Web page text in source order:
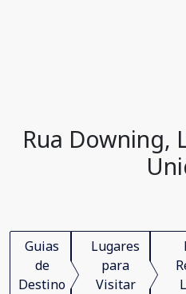
Rua Downing,
Guias
de
Destino
Lugares
para
Visitar